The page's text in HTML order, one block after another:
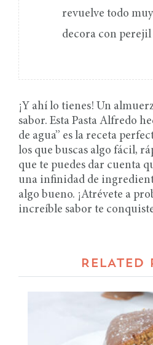
revuelve todo
decora con
¡Y ahí lo tienes! Un
sabor. Esta Pasta Alfredo
de agua” es la receta
los que buscas algo fácil,
que te puedes dar cuenta
una infinidad de
algo bueno. ¡Atrévete a
increíble sabor te
RELATED